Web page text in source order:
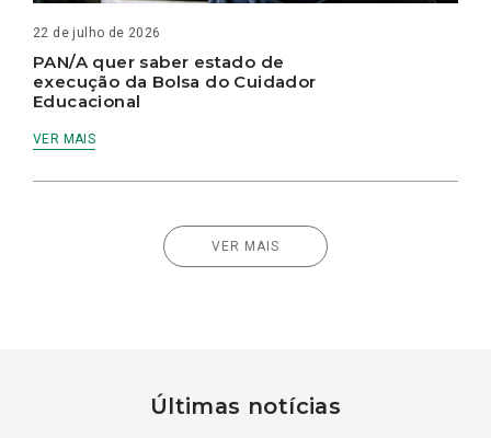
22 de julho de 2026
PAN/A quer saber estado de
execução da Bolsa do Cuidador
Educacional
VER MAIS
VER MAIS
Últimas notícias